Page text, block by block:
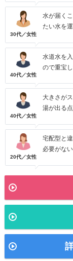
30代／女性
水が届く
たい水を
40代／女性
水道水を
ので重宝し
40代／女性
大きさが
湯が出る点
20代／女性
宅配型と
必要がない